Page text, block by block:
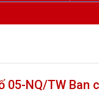
05-NQ/TW Ban